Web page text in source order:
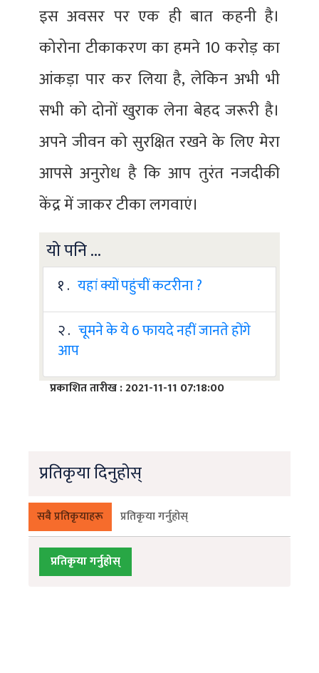
इस अवसर पर एक ही बात कहनी है।
कोरोना टीकाकरण का हमने 10 करोड़ का
आंकड़ा पार कर लिया है, लेकिन अभी भी
सभी को दोनों खुराक लेना बेहद जरूरी है।
अपने जीवन को सुरक्षित रखने के लिए मेरा
आपसे अनुरोध है कि आप तुरंत नजदीकी
केंद्र में जाकर टीका लगवाएं।
यो पनि ...
१ . यहां क्यों पहुंचीं कटरीना ?
२ . चूमने के ये 6 फायदे नहीं जानते होंगे
आप
प्रकाशित तारीख : 2021-11-11 07:18:00
प्रतिकृया दिनुहोस्
सबै प्रतिकृयाहरू प्रतिकृया गर्नुहोस्
प्रतिकृया गर्नुहोस्